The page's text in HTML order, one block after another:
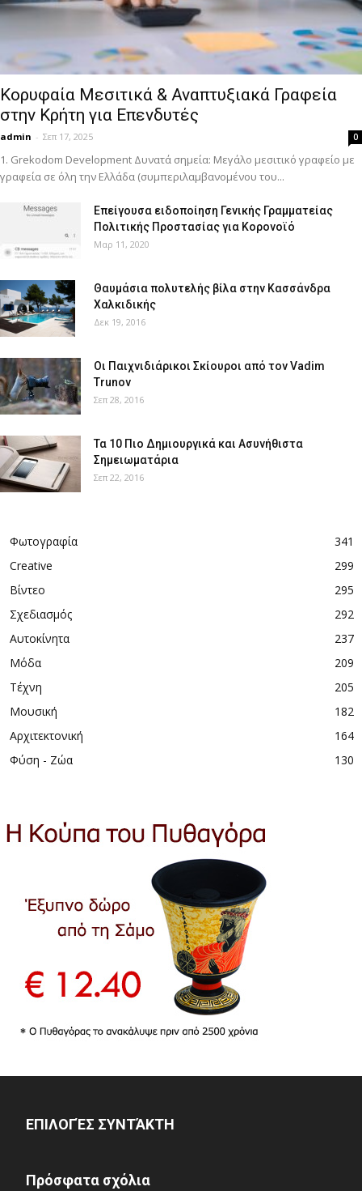
Κορυφαία Μεσιτικά & Αναπτυξιακά Γραφεία
στην Κρήτη για Επενδυτές
admin - Σεπ 17, 2025 0
1. Grekodom Development Δυνατά σημεία: Μεγάλο μεσιτικό γραφείο με
γραφεία σε όλη την Ελλάδα (συμπεριλαμβανομένου του...
Επείγουσα ειδοποίηση Γενικής Γραμματείας
Πολιτικής Προστασίας για Κορονοϊό
Μαρ 11, 2020
Θαυμάσια πολυτελής βίλα στην Κασσάνδρα
Χαλκιδικής
Δεκ 19, 2016
Οι Παιχνιδιάρικοι Σκίουροι από τον Vadim
Trunov
Σεπ 28, 2016
Τα 10 Πιο Δημιουργικά και Ασυνήθιστα
Σημειωματάρια
Σεπ 22, 2016
Φωτογραφία
341
Creative
299
Βίντεο
295
Σχεδιασμός
292
Αυτοκίνητα
237
Μόδα
209
Τέχνη
205
Μουσική
182
Αρχιτεκτονική
164
Φύση - Ζώα
130
ΕΠΙΛΟΓΈΣ ΣΥΝΤΆΚΤΗ
Πρόσφατα σχόλια